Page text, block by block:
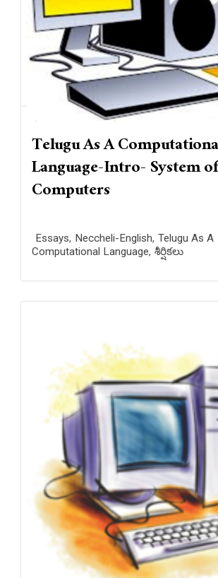
Telugu As A
Language-Intro- System of
Computers
Essays, Neccheli-English, Telugu As A
Computational Language, శీర్షికలు